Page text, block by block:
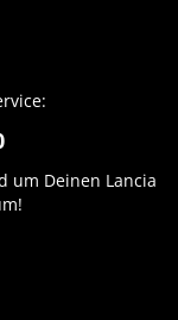
um Deinen Lancia